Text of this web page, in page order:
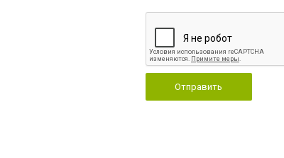
Отправить